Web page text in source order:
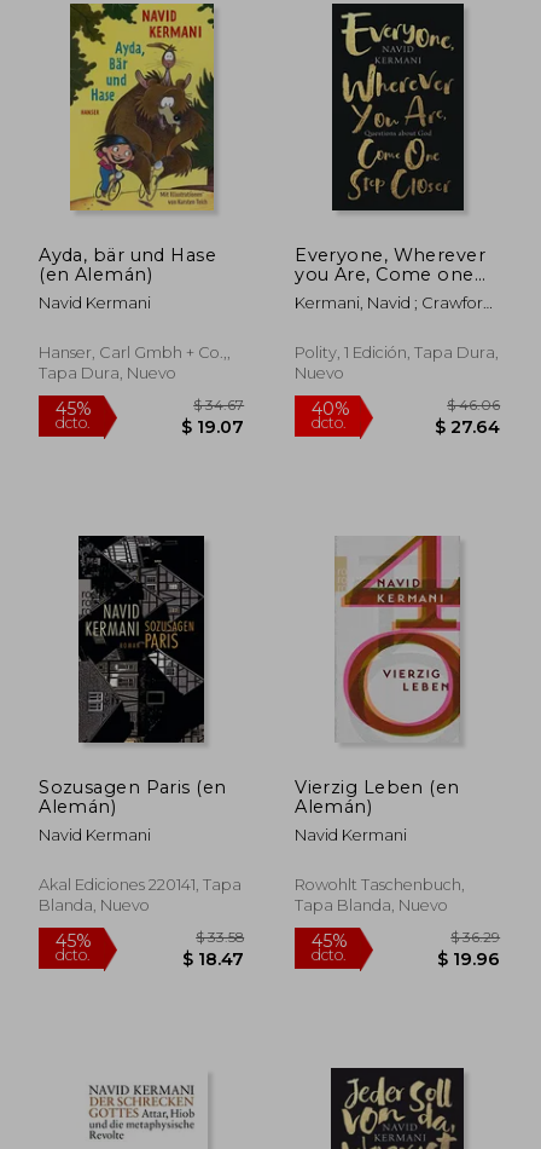
45% $ 46.05 45%
Ayda, bär und Hase
(en Alemán)
Navid Kermani
Hanser, Carl Gmbh + Co.,,
Tapa Dura, Nuevo
45%
Everyone, Wherever
you Are, Come one
Step Closer:
Questions About god
Kermani, Navid ; Crawford,
Polity, 1 Edición, Tapa Dura,
Nuevo
40%
Sozusagen Paris (en
Alemán)
Navid Kermani
Akal Ediciones 220141, Tapa
Blanda, Nuevo
Vierzig Leben (en
Alemán)
Navid Kermani
Rowohlt Taschenbuch,
Tapa Blanda, Nuevo